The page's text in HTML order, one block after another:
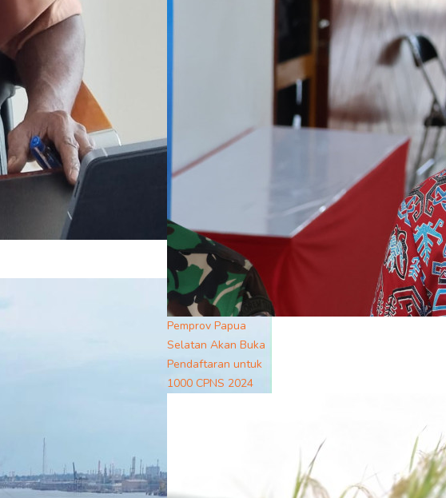
Pemprov Papua
Selatan Akan Buka
Pendaftaran untuk
1000 CPNS 2024